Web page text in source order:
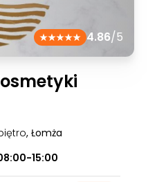
4.86/5
, Łomża
15:00